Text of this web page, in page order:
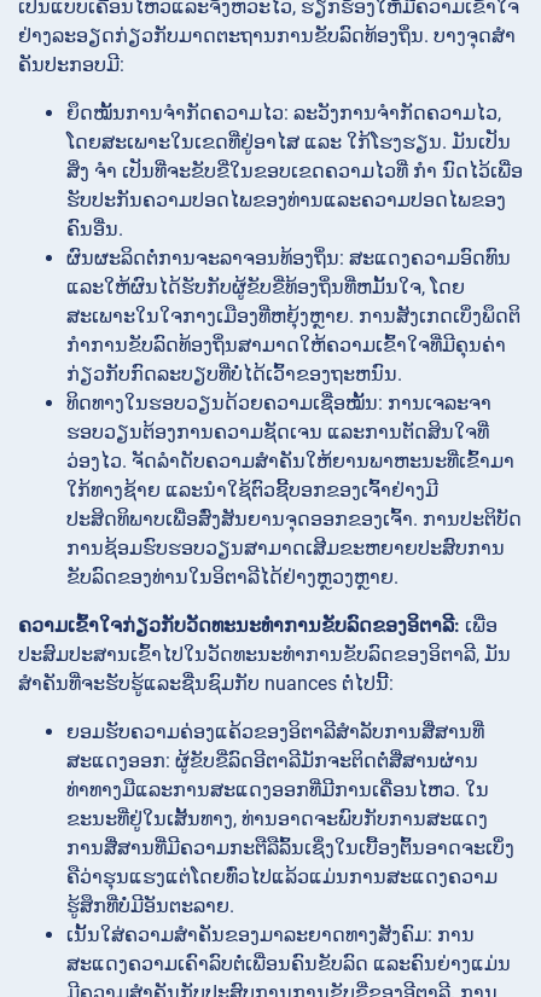
ເປັນແບບເຄື່ອນໄຫວແລະຈັງຫວະໄວ, ຮຽກຮ້ອງໃຫ້ມີຄວາມເຂົ້າໃຈ
ຢ່າງລະອຽດກ່ຽວກັບມາດຕະຖານການຂັບລົດທ້ອງຖິ່ນ. ບາງຈຸດສໍາ
ຄັນປະກອບມີ:
ຍຶດໝັ້ນການຈຳກັດຄວາມໄວ: ລະວັງການຈຳກັດຄວາມໄວ,
ໂດຍສະເພາະໃນເຂດທີ່ຢູ່ອາໄສ ແລະ ໃກ້ໂຮງຮຽນ. ມັນເປັນ
ສິ່ງ ຈຳ ເປັນທີ່ຈະຂັບຂີ່ໃນຂອບເຂດຄວາມໄວທີ່ ກຳ ນົດໄວ້ເພື່ອ
ຮັບປະກັນຄວາມປອດໄພຂອງທ່ານແລະຄວາມປອດໄພຂອງ
ຄົນອື່ນ.
ຜົນຜະລິດຕໍ່ການຈະລາຈອນທ້ອງຖິ່ນ: ສະແດງຄວາມອົດທົນ
ແລະໃຫ້ຜົນໄດ້ຮັບກັບຜູ້ຂັບຂີ່ທ້ອງຖິ່ນທີ່ຫມັ້ນໃຈ, ໂດຍ
ສະເພາະໃນໃຈກາງເມືອງທີ່ຫຍຸ້ງຫຼາຍ. ການສັງເກດເບິ່ງພຶດຕິ
ກໍາການຂັບລົດທ້ອງຖິ່ນສາມາດໃຫ້ຄວາມເຂົ້າໃຈທີ່ມີຄຸນຄ່າ
ກ່ຽວກັບກົດລະບຽບທີ່ບໍ່ໄດ້ເວົ້າຂອງຖະຫນົນ.
ທິດທາງໃນຮອບວຽນດ້ວຍຄວາມເຊື່ອໝັ້ນ: ການເຈລະຈາ
ຮອບວຽນຕ້ອງການຄວາມຊັດເຈນ ແລະການຕັດສິນໃຈທີ່
ວ່ອງໄວ. ຈັດລໍາດັບຄວາມສໍາຄັນໃຫ້ຍານພາຫະນະທີ່ເຂົ້າມາ
ໃກ້ທາງຊ້າຍ ແລະນໍາໃຊ້ຕົວຊີ້ບອກຂອງເຈົ້າຢ່າງມີ
ປະສິດທິພາບເພື່ອສົ່ງສັນຍານຈຸດອອກຂອງເຈົ້າ. ການປະຕິບັດ
ການຊ້ອມຮົບຮອບວຽນສາມາດເສີມຂະຫຍາຍປະສົບການ
ຂັບລົດຂອງທ່ານໃນອິຕາລີໄດ້ຢ່າງຫຼວງຫຼາຍ.
ຄວາມເຂົ້າໃຈກ່ຽວກັບວັດທະນະທໍາການຂັບລົດຂອງອິຕາລີ: ເພື່ອ
ປະສົມປະສານເຂົ້າໄປໃນວັດທະນະທໍາການຂັບລົດຂອງອິຕາລີ, ມັນ
ສໍາຄັນທີ່ຈະຮັບຮູ້ແລະຊື່ນຊົມກັບ nuances ຕໍ່ໄປນີ້:
ຍອມຮັບຄວາມຄ່ອງແຄ້ວຂອງອິຕາລີສໍາລັບການສື່ສານທີ່
ສະແດງອອກ: ຜູ້ຂັບຂີ່ລົດອີຕາລີມັກຈະຕິດຕໍ່ສື່ສານຜ່ານ
ທ່າທາງມືແລະການສະແດງອອກທີ່ມີການເຄື່ອນໄຫວ. ໃນ
ຂະນະທີ່ຢູ່ໃນເສັ້ນທາງ, ທ່ານອາດຈະພົບກັບການສະແດງ
ການສື່ສານທີ່ມີຄວາມກະຕືລືລົ້ນເຊິ່ງໃນເບື້ອງຕົ້ນອາດຈະເບິ່ງ
ຄືວ່າຮຸນແຮງແຕ່ໂດຍທົ່ວໄປແລ້ວແມ່ນການສະແດງຄວາມ
ຮູ້ສຶກທີ່ບໍ່ມີອັນຕະລາຍ.
ເນັ້ນໃສ່ຄວາມສຳຄັນຂອງມາລະຍາດທາງສັງຄົມ: ການ
ສະແດງຄວາມເຄົາລົບຕໍ່ເພື່ອນຄົນຂັບລົດ ແລະຄົນຍ່າງແມ່ນ
ມີຄວາມສຳຄັນກັບປະສົບການການຂັບຂີ່ຂອງອີຕາລີ. ການ